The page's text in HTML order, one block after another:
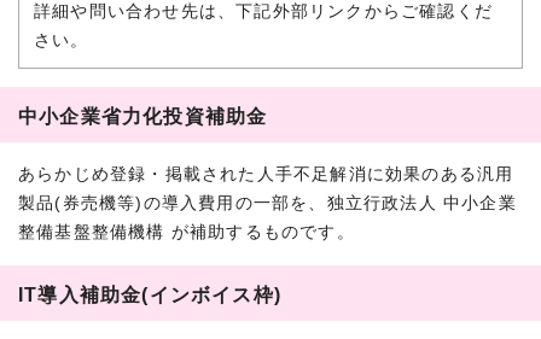
詳細や問い合わせ先は、下記外部リンクからご確認くだ
さい。
中小企業省力化投資補助金
あらかじめ登録・掲載された人手不足解消に効果のある汎用
製品(券売機等)の導入費用の一部を、独立行政法人 中小企業
整備基盤整備機構 が補助するものです。
IT導入補助金(インボイス枠)